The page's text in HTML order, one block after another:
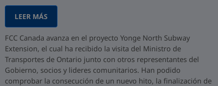
LEER MÁS
FCC Canada avanza en el proyecto Yonge North Subway
Extension, el cual ha recibido la visita del Ministro de
Transportes de Ontario junto con otros representantes del
Gobierno, socios y lideres comunitarios. Han podido
comprobar la consecución de un nuevo hito, la finalización de